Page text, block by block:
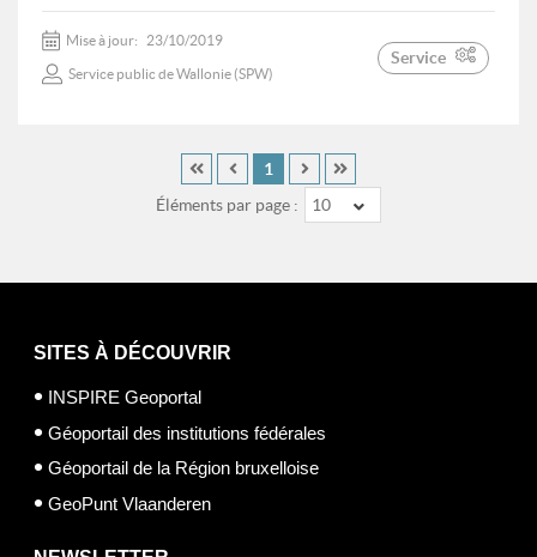
Mise à jour: 23/10/2019
Service public de Wallonie (SPW)
Service
Éléments par page : 10
1
SITES À DÉCOUVRIR
INSPIRE Geoportal
Géoportail des institutions fédérales
Géoportail de la Région bruxelloise
GeoPunt Vlaanderen